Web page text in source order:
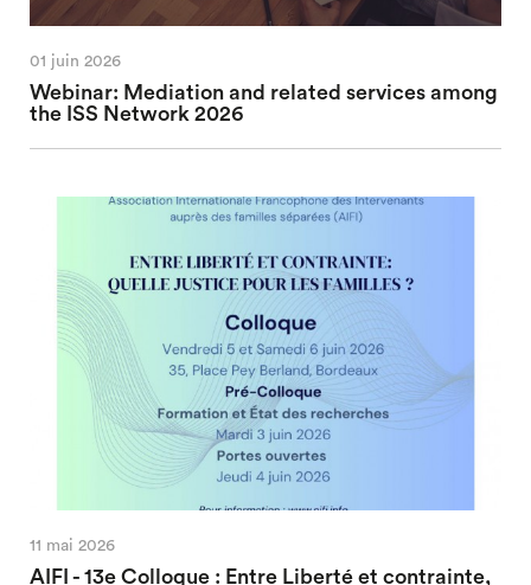
01 juin 2026
Webinar: Mediation and related services among
the ISS Network 2026
11 mai 2026
AIFI - 13e Colloque : Entre Liberté et contrainte,